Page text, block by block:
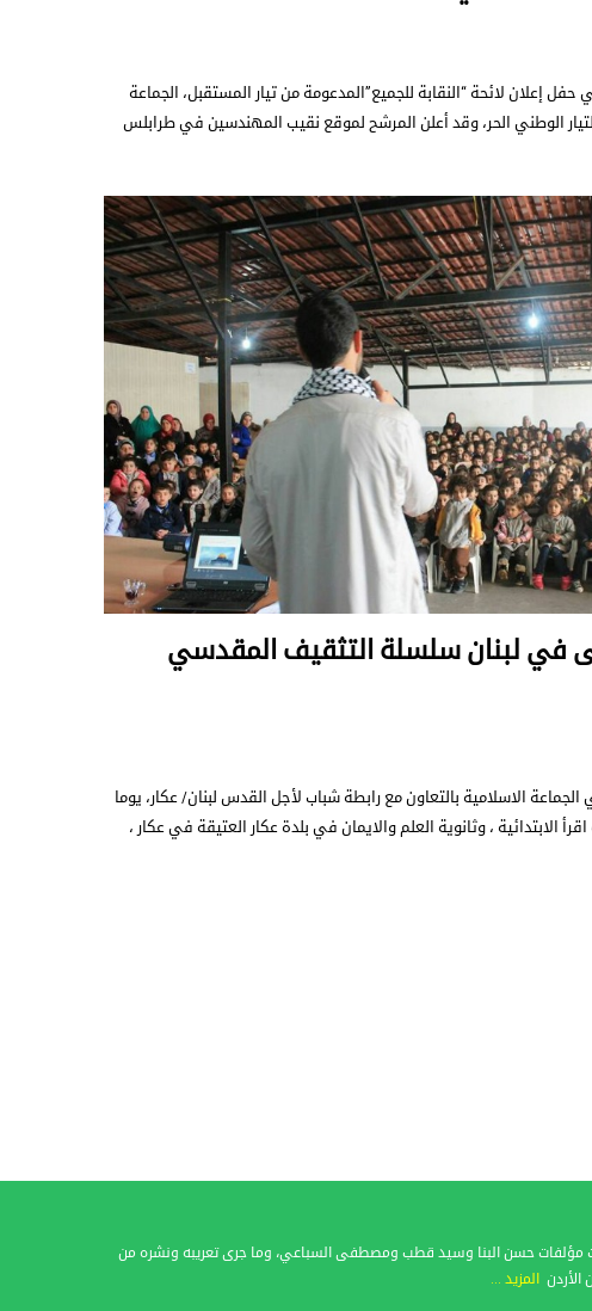
إعلان لائحة “النقابة للجميع”المدعومة من تيار المستقبل، الجماعة
والتيار الوطني الحر، وقد أعلن المرشح لموقع نقيب المهندسين في طرابلس
في لبنان سلسلة التثقيف المقدسي
الاسلامية بالتعاون مع رابطة شباب لأجل القدس لبنان/ عكار، يوما
الابتدائية ، وثانوية العلم والايمان في بلدة عكار العتيقة في عكار ،
مؤلفات حسن البنا وسيد قطب ومصطفى السباعي، وما جرى تعريبه ونشره من
المزيد ...